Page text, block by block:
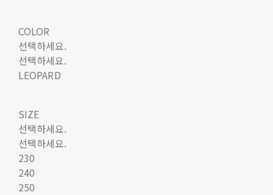
COLOR
선택하세요.
선택하세요.
LEOPARD
SIZE
선택하세요.
선택하세요.
230
240
250